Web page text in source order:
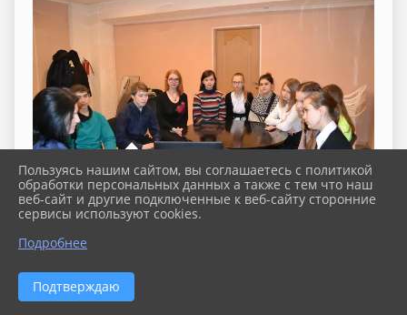
Пользуясь нашим сайтом, вы соглашаетесь с политикой
обработки персональных данных а также с тем что наш
веб-сайт и другие подключенные к веб-сайту сторонние
сервисы используют cookies.
Подробнее
Подтверждаю